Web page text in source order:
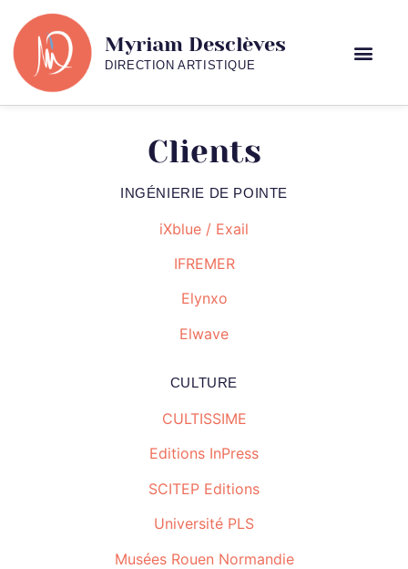
Myriam Desclèves
DIRECTION ARTISTIQUE
Clients
INGÉNIERIE DE POINTE
iXblue / Exail
IFREMER
Elynxo
Elwave
CULTURE
CULTISSIME
Editions InPress
SCITEP Editions
Université PLS
Musées Rouen Normandie